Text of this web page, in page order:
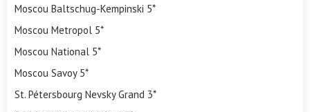
Moscou Baltschug-Kempinski 5*
Moscou Metropol 5*
Moscou National 5*
Moscou Savoy 5*
St. Pétersbourg Nevsky Grand 3*